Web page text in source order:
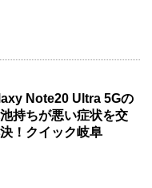
Note20 Ultra 5Gの
持ちが悪い症状を交
！クイック岐阜